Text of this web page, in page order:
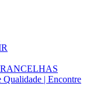
Qualidade | Encontre